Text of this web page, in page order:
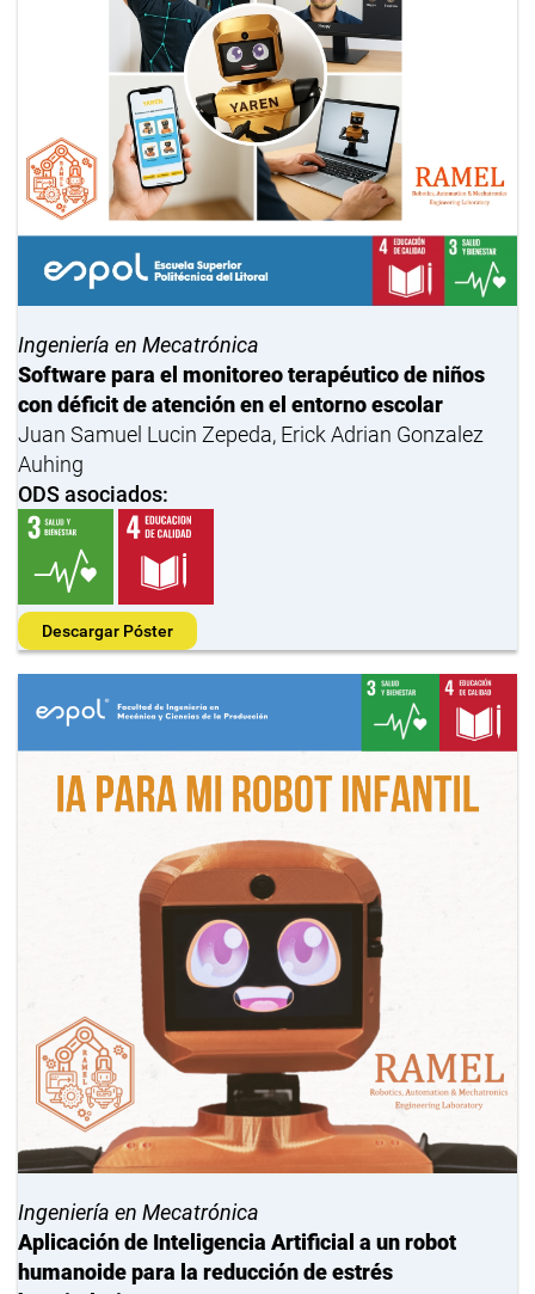
Ingeniería en Mecatrónica
Software para el monitoreo terapéutico de niños
con déficit de atención en el entorno escolar
Juan Samuel Lucin Zepeda, Erick Adrian Gonzalez
Auhing
ODS asociados:
Descargar Póster
Ingeniería en Mecatrónica
Aplicación de Inteligencia Artificial a un robot
humanoide para la reducción de estrés